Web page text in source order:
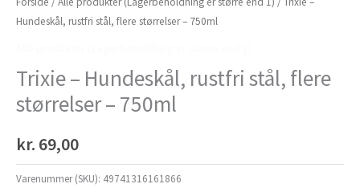
Hundeskål, rustfri stål, flere størrelser – 750ml
Trixie – Hundeskål, rustfri stål, flere
størrelser – 750ml
kr. 69,00
Varenummer (SKU): 49741316161866